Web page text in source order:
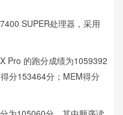
SUPER处理器，采用
Pro 的跑分成绩为1059392
分153464分；MEM得分